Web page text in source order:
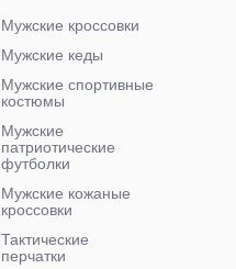
Мужские кроссовки
Мужские кеды
Мужские спортивные
костюмы
Мужские
патриотические
футболки
Мужские кожаные
кроссовки
Тактические
перчатки